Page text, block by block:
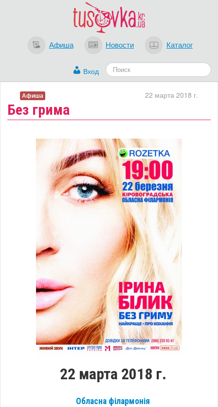
Афиша Новости Каталог
Вход
Без грима
22 марта 2018 г.
Афиша
22 марта 2018 г.
Обласна філармонія